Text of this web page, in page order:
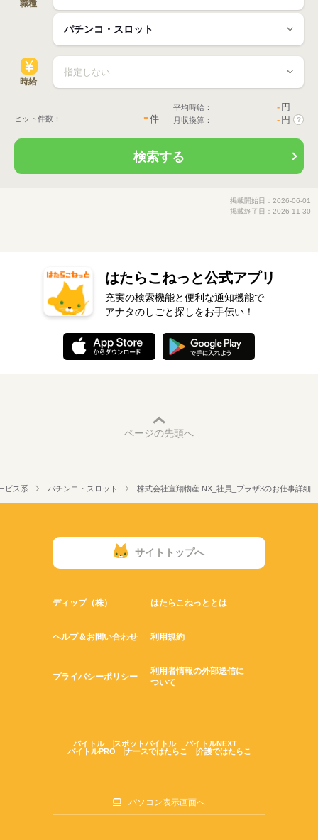
職種
時給
ヒット件数： -件
平均時給： - 円
月収換算： - 円 ?
検索する
掲載開始日：2026-06-01
掲載終了日：2026-11-30
はたらこねっと公式アプリ
充実の検索機能と便利な通知機能で
アナタのしごと探しをお手伝い！
ページの先頭へ
ビス系 パチンコ・スロット 株式会社宣翔物産 NX_社員_プラザ3のお仕事詳細
サイトトップへ
ディップ（株） はたらこねっととは
ヘルプ＆お問い合わせ 利用規約
プライバシーポリシー
利用者情報の外部送信に
ついて
バイトル スポットバイトル
バイトルNEXT
バイトルPRO
ナースではたらこ 介護ではたらこ
パソコン表示画面へ